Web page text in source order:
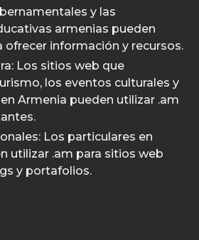
y las
armenias pueden
ofrecer información y recursos.
Los sitios web que
los eventos culturales y
Armenia pueden utilizar .am
Los particulares en
utilizar .am para sitios web
y portafolios.